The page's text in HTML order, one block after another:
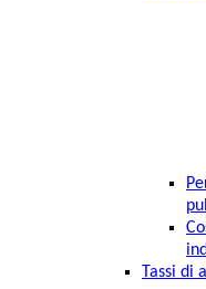
Tassi di